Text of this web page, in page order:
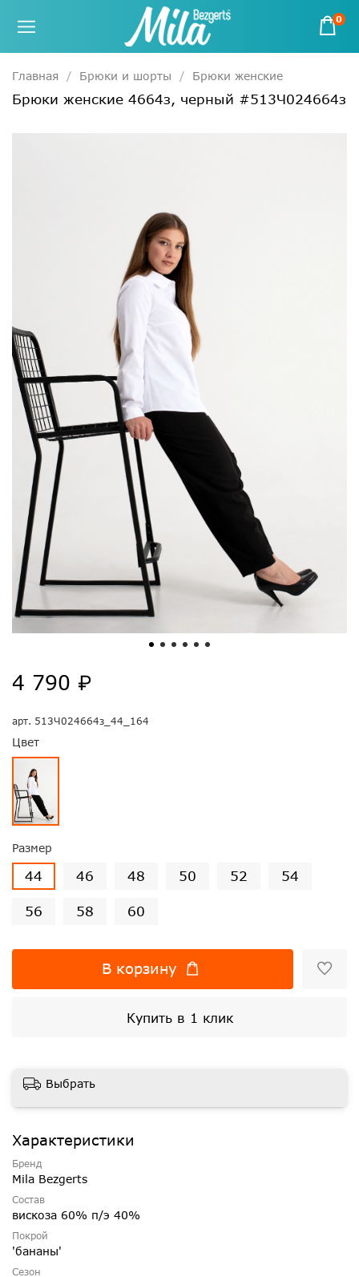
0
Главная Брюки и шорты Брюки женские
Брюки женские 4664з, черный #513Ч024664з
арт. 513Ч024664з_44_164
Цвет
Размер
44 46 48 50 52 54
56 58 60
4 790 ₽
В корзину
Купить в 1 клик
Выбрать
Характеристики
Бренд
Mila Bezgerts
Состав
вискоза 60% п/э 40%
Покрой
'бананы'
Сезон